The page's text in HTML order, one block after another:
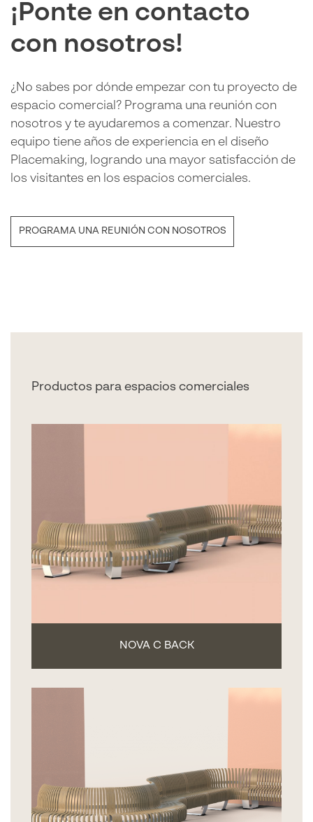
¡Ponte en contacto
con nosotros!
¿No sabes por dónde empezar con tu proyecto de
espacio comercial? Programa una reunión con
nosotros y te ayudaremos a comenzar. Nuestro
equipo tiene años de experiencia en el diseño
Placemaking, logrando una mayor satisfacción de
los visitantes en los espacios comerciales.
PROGRAMA UNA REUNIÓN CON NOSOTROS
Productos para espacios comerciales
NOVA C BACK